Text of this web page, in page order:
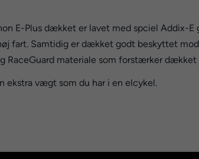
E-Plus dækket er lavet med spciel Addix-
fart. Samtidig er dækket godt beskyttet
materiale som forstærker dækket
vægt som du har i en elcykel.